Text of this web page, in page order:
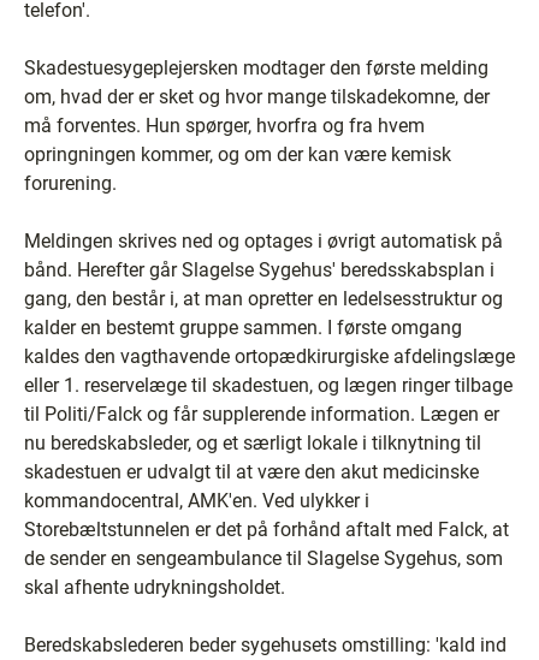
telefon'.
Skadestuesygeplejersken modtager den første melding
om, hvad der er sket og hvor mange tilskadekomne, der
må forventes. Hun spørger, hvorfra og fra hvem
opringningen kommer, og om der kan være kemisk
forurening.
Meldingen skrives ned og optages i øvrigt automatisk på
bånd. Herefter går Slagelse Sygehus' beredsskabsplan i
gang, den består i, at man opretter en ledelsesstruktur og
kalder en bestemt gruppe sammen. I første omgang
kaldes den vagthavende ortopædkirurgiske afdelingslæge
eller 1. reservelæge til skadestuen, og lægen ringer tilbage
til Politi/Falck og får supplerende information. Lægen er
nu beredskabsleder, og et særligt lokale i tilknytning til
skadestuen er udvalgt til at være den akut medicinske
kommandocentral, AMK'en. Ved ulykker i
Storebæltstunnelen er det på forhånd aftalt med Falck, at
de sender en sengeambulance til Slagelse Sygehus, som
skal afhente udrykningsholdet.
Beredskabslederen beder sygehusets omstilling: 'kald ind